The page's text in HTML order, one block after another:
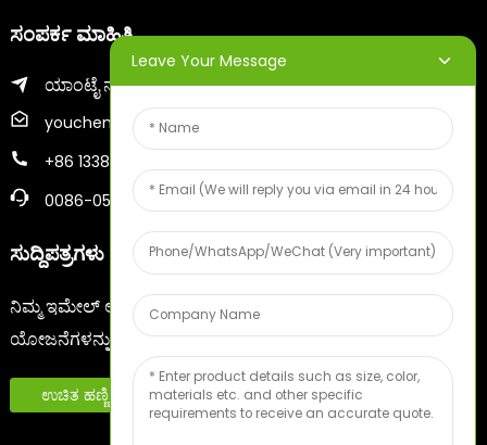
ಸಂಪರ್ಕ ಮಾಹಿತಿ
ಯಾಂಟೈ ನಗರದ ಝಿಫು ಜಿಲ್ಲೆ
youcheng@ytscreenprinter.com
+86 13386383930
0086-05356730996
ಸುದ್ದಿಪತ್ರಗಳು
ನಿಮ್ಮ ಇಮೇಲ್ ಅನ್ನು ನಮೂದಿಸಿ ಮತ್ತು ನಾವು ನಿಮಗೆ ಇತ್ತೀಚಿನ ಮಾಹಿತಿ
ಯೋಜನೆಗಳನ್ನು ಕಳುಹಿಸುತ್ತೇವೆ.
ಉಚಿತ ಹಣ್ಣಿನ ಮಾದರಿ
Leave Your Message